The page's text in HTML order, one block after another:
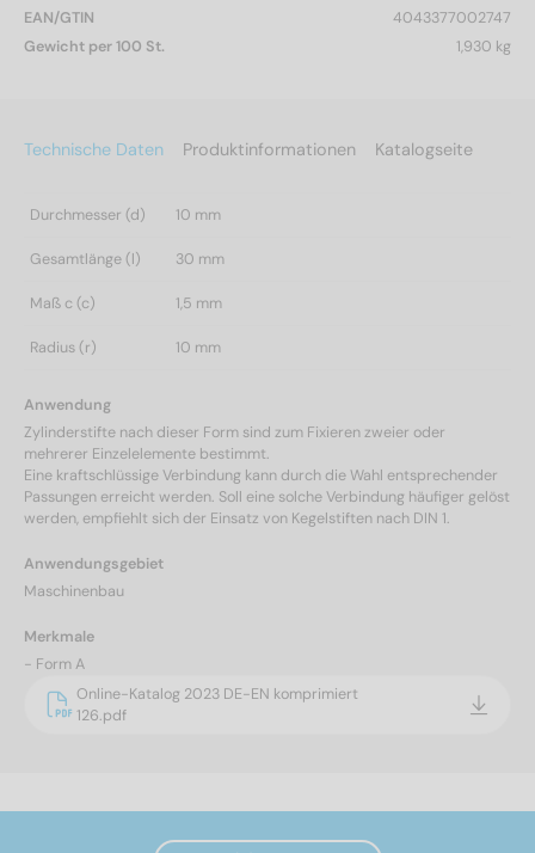
EAN/GTIN
4043377002747
Gewicht per 100 St.
1,930 kg
Technische Daten Produktinformationen Katalogseite
Durchmesser (d) 10 mm
Gesamtlänge (l) 30 mm
Maß c (c) 1,5 mm
Radius (r) 10 mm
Anwendung
Zylinderstifte nach dieser Form sind zum Fixieren zweier oder
mehrerer Einzelelemente bestimmt.
Eine kraftschlüssige Verbindung kann durch die Wahl entsprechender
Passungen erreicht werden. Soll eine solche Verbindung häufiger gelöst
werden, empfiehlt sich der Einsatz von Kegelstiften nach DIN 1.
Anwendungsgebiet
Maschinenbau
Merkmale
- Form A
Online-Katalog 2023 DE-EN komprimiert
126.pdf